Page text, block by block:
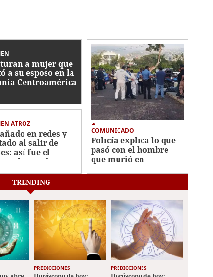
a mujer que
a su esposo en la
Centroamérica
ATROZ
en redes y
al salir de
así fue el
de estudiante
Joya
COMUNICADO
Policía explica lo que
pasó con el hombre
que murió en
instalaciones de la
TRENDING
PREDICCIONES PREDICCIONES